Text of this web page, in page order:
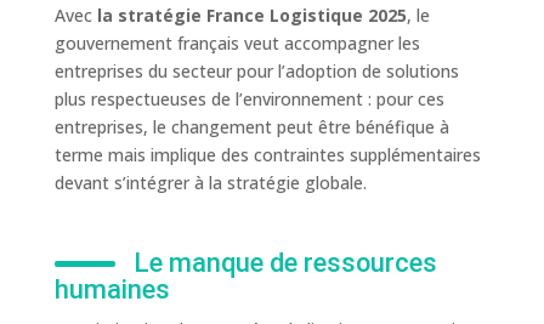
Avec la stratégie France Logistique 2025, le
gouvernement français veut accompagner les
entreprises du secteur pour l’adoption de solutions
plus respectueuses de l’environnement : pour ces
entreprises, le changement peut être bénéfique à
terme mais implique des contraintes supplémentaires
devant s’intégrer à la stratégie globale.
Le manque de ressources
humaines